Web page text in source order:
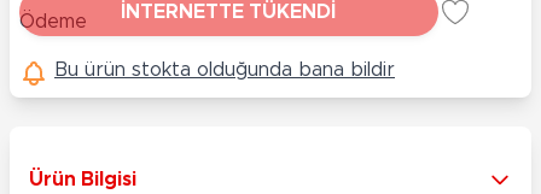
İNTERNETTE TÜKENDİ
Bu ürün stokta olduğunda bana bildir
Ürün Bilgisi